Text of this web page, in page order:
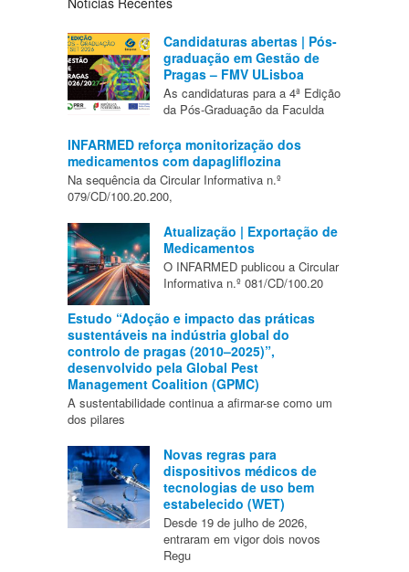
Candidaturas abertas | Pós-
graduação em Gestão de
Pragas – FMV ULisboa
As candidaturas para a 4ª Edição
da Pós-Graduação da Faculda
INFARMED reforça monitorização dos
medicamentos com dapagliflozina
Na sequência da Circular Informativa n.º
079/CD/100.20.200,
Atualização | Exportação de
Medicamentos
O INFARMED publicou a Circular
Informativa n.º 081/CD/100.20
Estudo “Adoção e impacto das práticas
sustentáveis na indústria global do
controlo de pragas (2010–2025)”,
desenvolvido pela Global Pest
Management Coalition (GPMC)
A sustentabilidade continua a afirmar-se como um
dos pilares
Novas regras para
dispositivos médicos de
tecnologias de uso bem
estabelecido (WET)
Desde 19 de julho de 2026,
entraram em vigor dois novos
Regu